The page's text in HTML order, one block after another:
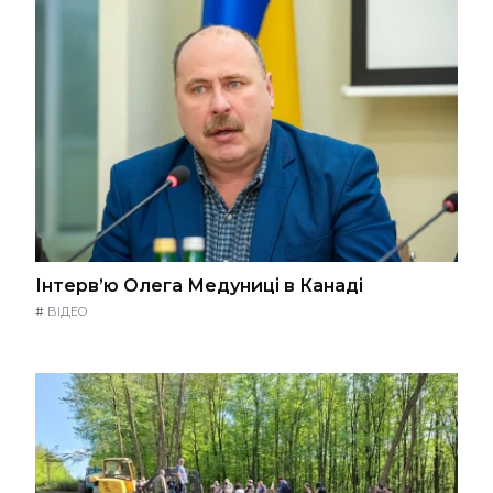
Інтерв’ю Олега Медуниці в Канаді
# ВІДЕО